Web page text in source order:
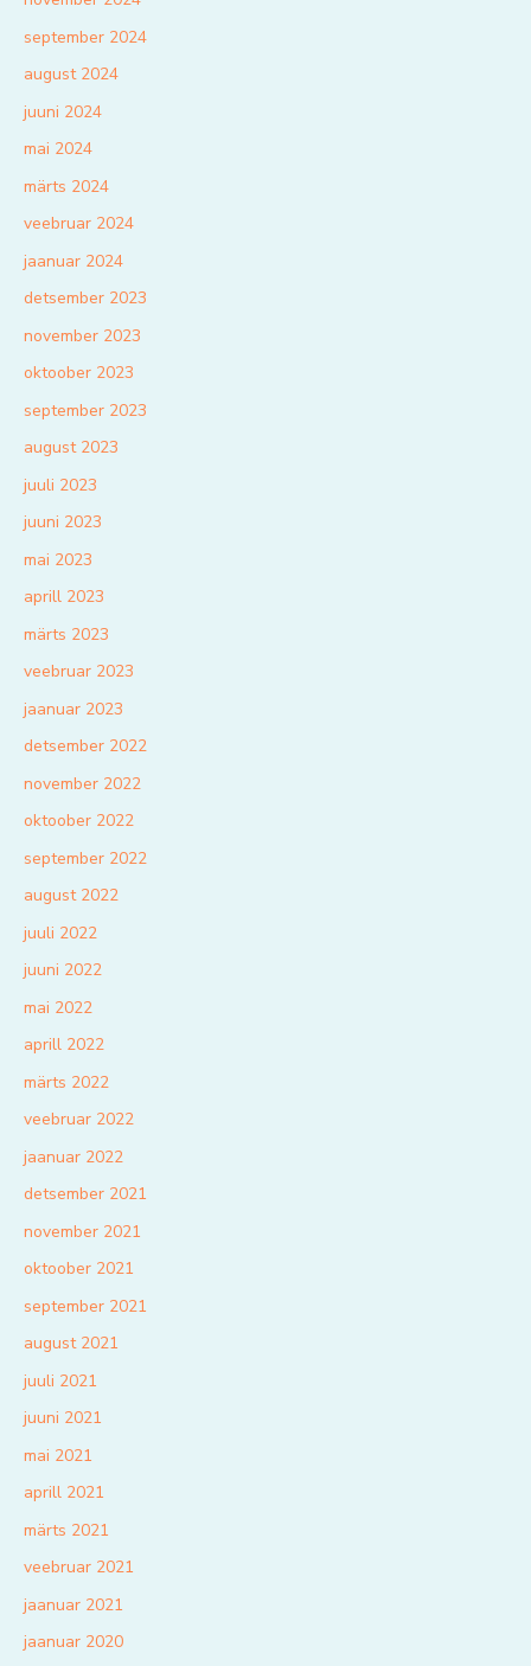
september 2024
august 2024
juuni 2024
mai 2024
märts 2024
veebruar 2024
jaanuar 2024
detsember 2023
november 2023
oktoober 2023
september 2023
august 2023
juuli 2023
juuni 2023
mai 2023
aprill 2023
märts 2023
veebruar 2023
jaanuar 2023
detsember 2022
november 2022
oktoober 2022
september 2022
august 2022
juuli 2022
juuni 2022
mai 2022
aprill 2022
märts 2022
veebruar 2022
jaanuar 2022
detsember 2021
november 2021
oktoober 2021
september 2021
august 2021
juuli 2021
juuni 2021
mai 2021
aprill 2021
märts 2021
veebruar 2021
jaanuar 2021
jaanuar 2020